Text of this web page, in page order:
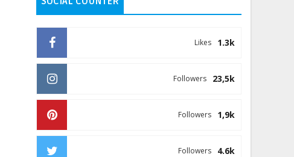
1.3k
Likes
23,5k
Followers
1,9k
Followers
4.6k
Followers